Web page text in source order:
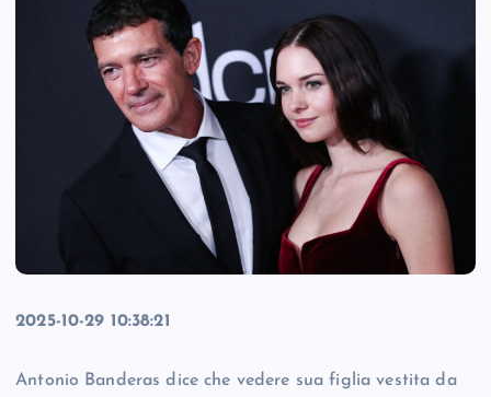
2025-10-29 10:38:21
Antonio Banderas dice che vedere sua figlia vestita da